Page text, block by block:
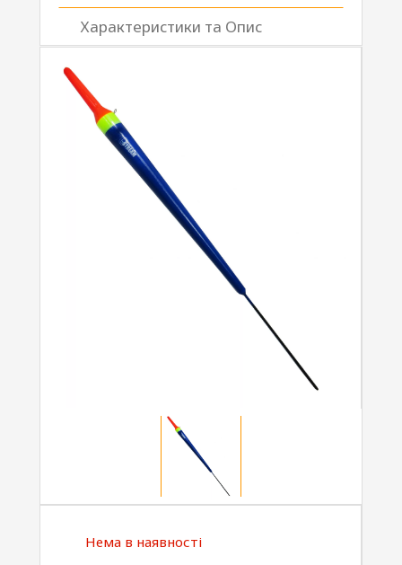
Характеристики та Опис
Нема в наявності